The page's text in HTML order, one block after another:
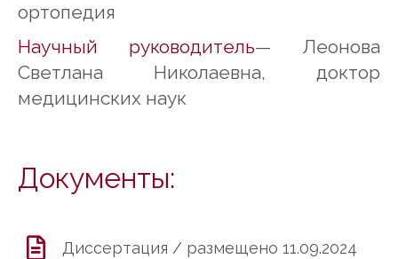
ортопедия
Научный руководитель— Леонова
Светлана Николаевна, доктор
медицинских наук
Документы:
Диссертация / размещено 11.09.2024